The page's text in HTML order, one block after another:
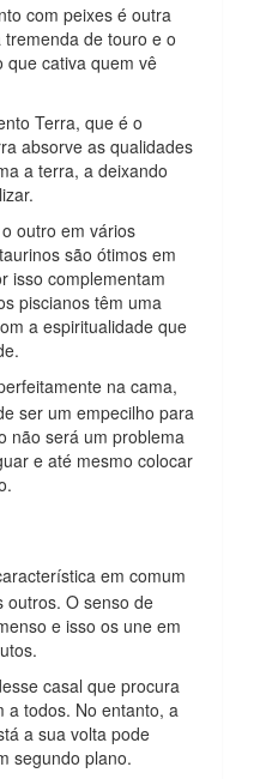
com peixes é outra
de touro e o
que cativa quem vê
Terra, que é o
absorve as qualidades
a terra, a deixando
outro em vários
são ótimos em
isso complementam
piscianos têm uma
a espiritualidade que
na cama,
ser um empecilho para
não será um problema
e até mesmo colocar
em comum
outros. O senso de
e isso os une em
casal que procura
a todos. No entanto, a
a sua volta pode
segundo plano.